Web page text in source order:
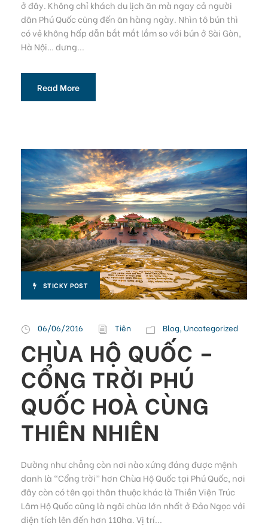
ở đây. Không chỉ khách du lịch ăn mà ngay cả người
dân Phú Quốc cũng đến ăn hàng ngày. Nhìn tô bún thì
có vẻ không hấp dẫn bắt mắt lắm so với bún ở Sài Gòn,
Hà Nội… dưng...
Read More
STICKY POST
06/06/2016 Tiên Blog, Uncategorized
CHÙA HỘ QUỐC –
CỔNG TRỜI PHÚ
QUỐC HOÀ CÙNG
THIÊN NHIÊN
Dường như chẳng còn nơi nào xứng đáng được mệnh
danh là “Cổng trời” hơn Chùa Hộ Quốc tại Phú Quốc, nơi
đây còn có tên gọi thân thuộc khác là Thiền Viện Trúc
Lâm Hộ Quốc cũng là ngôi chùa lớn nhất ở Đảo Ngọc với
diện tích lên đến hơn 110ha. Vị trí...